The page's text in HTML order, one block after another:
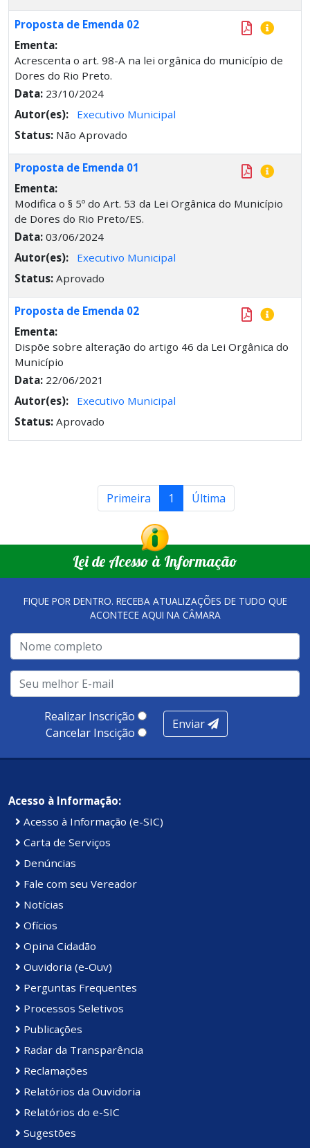
Proposta de Emenda 02
Ementa:
Acrescenta o art. 98-A na lei orgânica do município de
Dores do Rio Preto.
Data: 23/10/2024
Autor(es):
Executivo Municipal
Status: Não Aprovado
Proposta de Emenda 01
Ementa:
Modifica o § 5º do Art. 53 da Lei Orgânica do Município
de Dores do Rio Preto/ES.
Data: 03/06/2024
Autor(es):
Executivo Municipal
Status: Aprovado
Proposta de Emenda 02
Ementa:
Dispõe sobre alteração do artigo 46 da Lei Orgânica do
Município
Data: 22/06/2021
Autor(es):
Executivo Municipal
Status: Aprovado
Primeira 1 Última
Lei de Acesso à Informação
FIQUE POR DENTRO. RECEBA ATUALIZAÇÕES DE TUDO QUE
ACONTECE AQUI NA CÂMARA
Realizar Inscrição
Cancelar Inscição
Enviar
Acesso à Informação:
Acesso à Informação (e-SIC)
Carta de Serviços
Denúncias
Fale com seu Vereador
Notícias
Ofícios
Opina Cidadão
Ouvidoria (e-Ouv)
Perguntas Frequentes
Processos Seletivos
Publicações
Radar da Transparência
Reclamações
Relatórios da Ouvidoria
Relatórios do e-SIC
Sugestões